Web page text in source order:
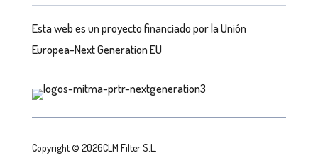
Esta web es un proyecto financiado por la Unión
Europea-Next Generation EU
Copyright © 2026CLM Filter S.L.